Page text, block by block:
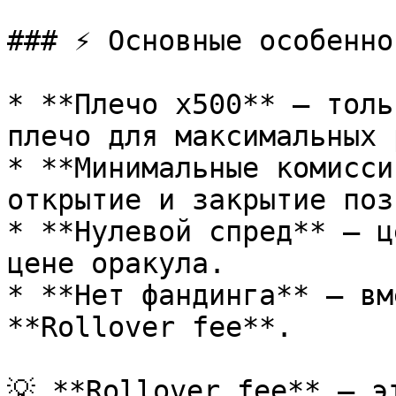
### ⚡ Основные
* **Плечо x500** —
плечо для
* **Минимальные
открытие и закрытие
* **Нулевой спред** —
цене оракула.
* **Нет фандинга** —
**Rollover fee**.